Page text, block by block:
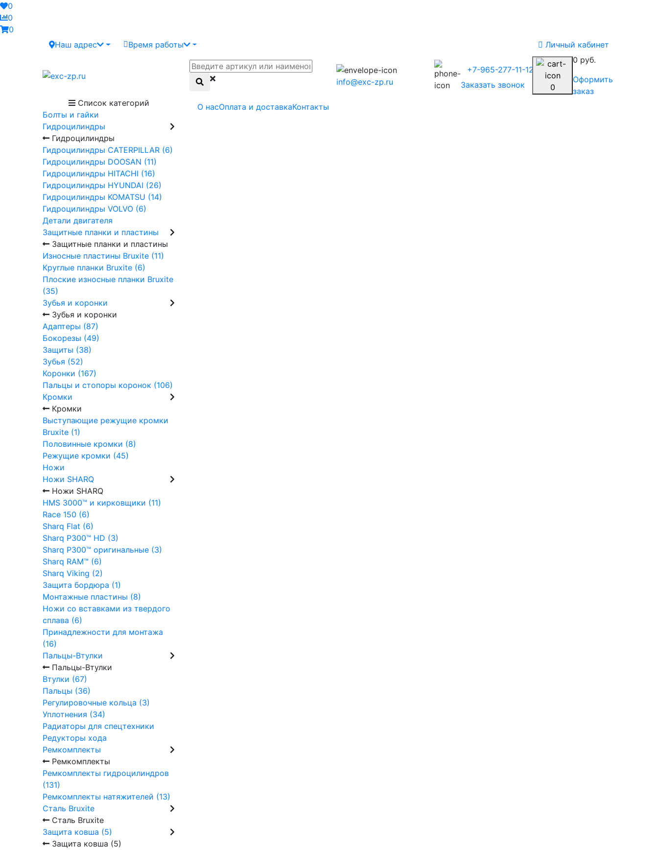
0
0
0
Наш адрес
Время работы Личный кабинет
info@exc-zp.ru
+7-965-277-11-12
Заказать звонок
0
0 руб.
Оформить
заказ
Список категорий
Болты и гайки
Гидроцилиндры
Гидроцилиндры
Гидроцилиндры CATERPILLAR (6)
Гидроцилиндры DOOSAN (11)
Гидроцилиндры HITACHI (16)
Гидроцилиндры HYUNDAI (26)
Гидроцилиндры KOMATSU (14)
Гидроцилиндры VOLVO (6)
Детали двигателя
Защитные планки и пластины
Защитные планки и пластины
Износные пластины Bruxite (11)
Круглые планки Bruxite (6)
Плоские износные планки Bruxite
(35)
Зубья и коронки
Зубья и коронки
Адаптеры (87)
Бокорезы (49)
Защиты (38)
Зубья (52)
Коронки (167)
Пальцы и стопоры коронок (106)
Кромки
Кромки
Выступающие режущие кромки
Bruxite (1)
Половинные кромки (8)
Режущие кромки (45)
Ножи
Ножи SHARQ
Ножи SHARQ
HMS 3000™ и кирковщики (11)
Race 150 (6)
Sharq Flat (6)
Sharq P300™ HD (3)
Sharq P300™ оригинальные (3)
Sharq RAM™ (6)
Sharq Viking (2)
Защита бордюра (1)
Монтажные пластины (8)
Ножи со вставками из твердого
сплава (6)
Принадлежности для монтажа
(16)
Пальцы-Втулки
Пальцы-Втулки
Втулки (67)
Пальцы (36)
Регулировочные кольца (3)
Уплотнения (34)
Радиаторы для спецтехники
Редукторы хода
Ремкомплекты
Ремкомплекты
Ремкомплекты гидроцилиндров
(131)
Ремкомплекты натяжителей (13)
Сталь Bruxite
Сталь Bruxite
Защита ковша (5)
Защита ковша (5)
О насОплата и доставкаКонтакты